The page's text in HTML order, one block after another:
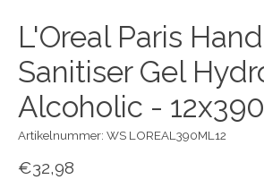
L'Oreal Paris Hand
Sanitiser Gel
Alcoholic -
Artikelnummer: WS LOREAL390ML12
€32,98